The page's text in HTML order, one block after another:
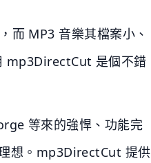
而 MP3 音樂其檔案小、
mp3DirectCut 是個不錯
等來的強悍、功能完
想。mp3DirectCut 提供